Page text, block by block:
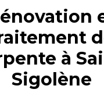
à
Sigolène